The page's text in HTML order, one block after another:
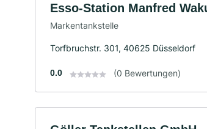
Esso-Station Manfred
Markentankstelle
Torfbruchstr. 301, 40625 Düsseldorf
0.0 (0 Bewertungen)